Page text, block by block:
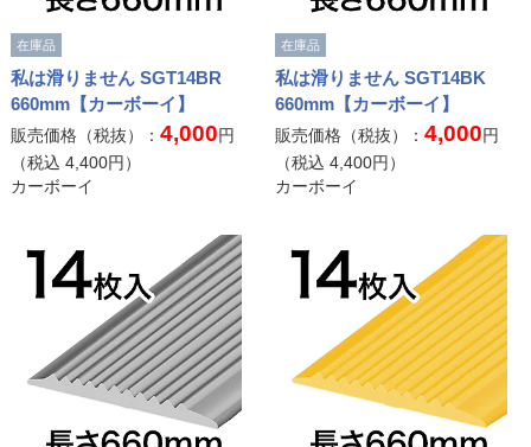
在庫品
私は滑りません SGT14BR
660mm【カーボーイ】
販売価格（税抜）： 4,000円
（税込 4,400円）
カーボーイ
在庫品
私は滑りません SGT14BK
660mm【カーボーイ】
販売価格（税抜）：4,000円
（税込4,400円）
カーボーイ